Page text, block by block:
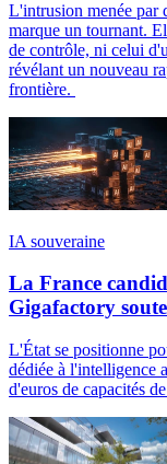
L'intrusion menée par
marque un tournant.
de contrôle, ni celui
révélant un nouveau
frontière.
IA souveraine
La France
Gigafactory
L'État se positionne
dédiée à l'intelligence
d'euros de capacités